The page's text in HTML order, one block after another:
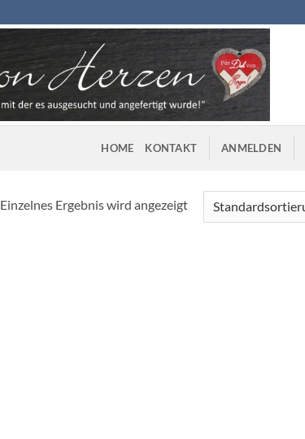
HOME KONTAKT ANMELDEN
Einzelnes Ergebnis wird angezeigt